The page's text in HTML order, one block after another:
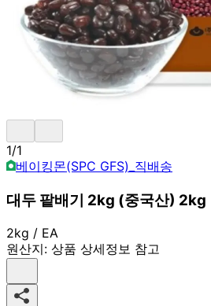
1/1
베이킹몬(SPC GFS)_직배송
대두 팥배기 2kg (중국산) 2kg
2kg / EA
원산지: 상품 상세정보 참고